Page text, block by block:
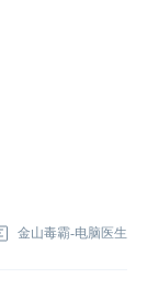
金山毒霸-电脑医生